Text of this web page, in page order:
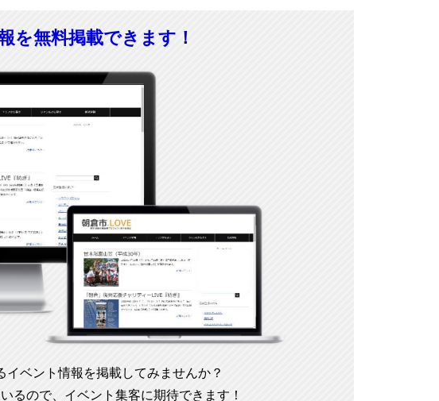
を無料掲載できます！
ベント情報を掲載してみませんか？
るので、イベント集客に期待できます！